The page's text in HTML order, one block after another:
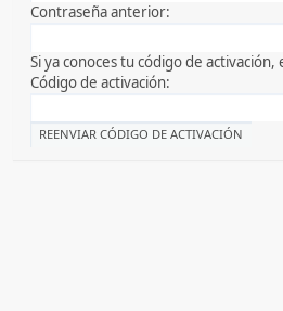
Contraseña anterior:
Si ya conoces tu código de activación,
Código de activación: